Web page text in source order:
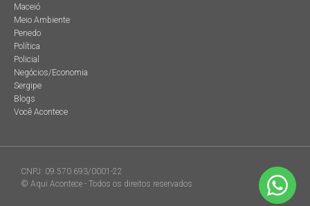
Maceió
Meio Ambiente
Penedo
Política
Policial
Negócios/Economia
Sergipe
Blogs
Você Acontece
CNPJ: 09.570.693/0001-22
© Aqui Acontece - Todos os direitos reservados